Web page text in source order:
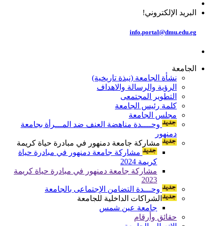
البريد الإلكتروني!
info.portal@dmu.edu.eg
الجامعة
نشأة الجامعة (نبذة تاريخية)
الرؤية والرسالة والاهداف
التطوير المجتمعى
كلمة رئيس الجامعة
مجلس الجامعة
وحــــدة مناهضة العنف ضد المـــرأة بجامعة
دمنهور
مشاركة جامعة دمنهور في مبادرة حياة كريمة
مشاركة جامعة دمنهور في مبادرة حياة
كريمة 2024
مشاركة جامعة دمنهور في مبادرة حياة كريمة
2023
وحـــدة التضامن الإجتماعى بالجامعة
الشراكات الداخلية للجامعة
جامعة عين شمس
حقائق وأرقام